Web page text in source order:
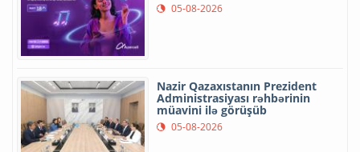
05-08-2026
Nazir Qazaxıstanın Prezident
Administrasiyası rəhbərinin
müavini ilə görüşüb
05-08-2026